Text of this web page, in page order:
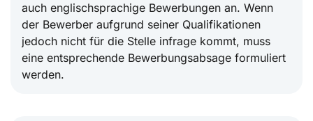
auch englischsprachige Bewerbungen an. Wenn
der Bewerber aufgrund seiner Qualifikationen
jedoch nicht für die Stelle infrage kommt, muss
eine entsprechende Bewerbungsabsage formuliert
werden.